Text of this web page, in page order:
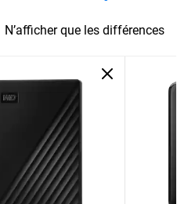
N’afficher que les différences